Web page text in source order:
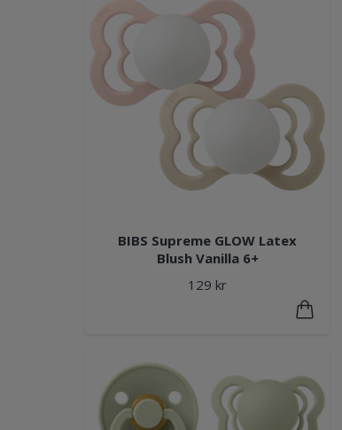
BIBS Supreme GLOW Latex
Blush Vanilla 6+
129 kr